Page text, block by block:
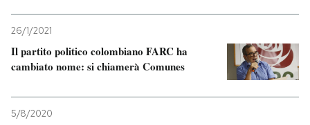
26/1/2021
Il partito politico colombiano FARC ha
cambiato nome: si chiamerà Comunes
5/8/2020